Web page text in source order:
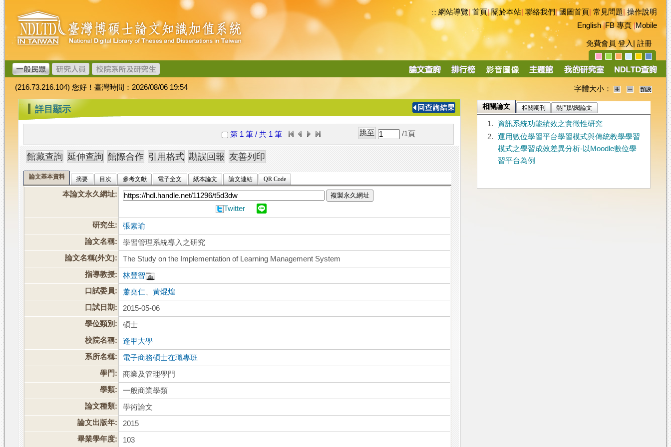
跳
到
主
要
內
容
臺
灣
博
碩
士
論
文
加
值
系
統
::: 網站導覽|首頁|關於本站 聯絡我們|國圖首頁 常見問題|操作說明
English|FB 專頁|Mobile
免費會員 登入 註冊
導
(216.73.216.104) 您好！臺灣時間：2026/08/06 19:54 字體大小：
::: 詳目顯示
第 1 筆 / 共 1 筆 /1 頁
論文基本資料 摘要 目次 參考文獻 電子全文 紙本論文 論文連結 QR Code
本論文永久網址: 複製永久網址
Twitter
研究生:
張素瑜
論文名稱:
學習管理系統導入之研究
論文名稱(外文):
The Study on the Implementation of Learning Management System
指導教授:
林豐智
口試委員:
蕭堯仁 、黃焜煌
口試日期:
2015-05-06
學位類別:
碩士
校院名稱:
逢甲大學
系所名稱:
電子商務碩士在職專班
學門:
商業及管理學門
學類:
一般商業學類
論文種類:
學術論文
論文出版年:
2015
畢業學年度:
103
相關論文 相關期刊 熱門點閱論文
1.
資訊系統功能績效之實徵性研究
2.
運用數位學習平台學習模式與傳統教學學習
模式之學習成效差異分析-以Moodle數位學
習平台為例